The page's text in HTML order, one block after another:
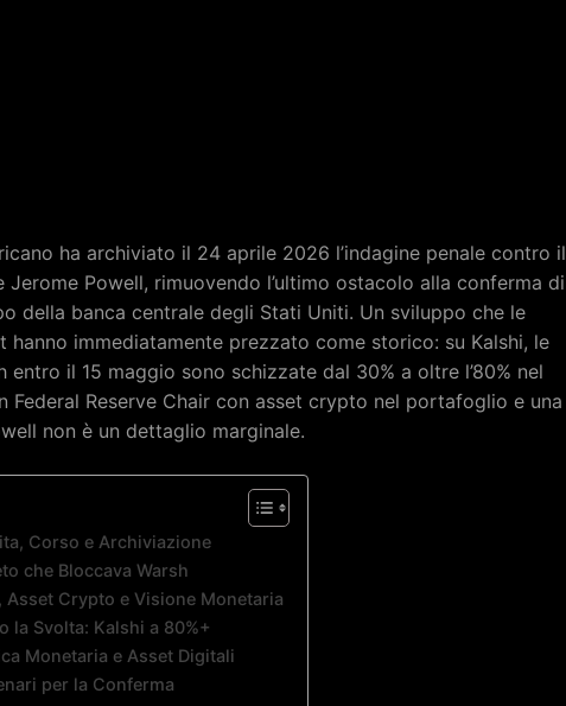
ha archiviato il 24 aprile 2026 l’indagine penale contro il
Jerome Powell, rimuovendo l’ultimo ostacolo alla conferma di
della banca centrale degli Stati Uniti. Un sviluppo che le
immediatamente prezzato come storico: su Kalshi, le
il 15 maggio sono schizzate dal 30% a oltre l’80% nel
Federal Reserve Chair con asset crypto nel portafoglio e una
non è un dettaglio marginale.
Corso e Archiviazione
che Bloccava Warsh
Crypto e Visione Monetaria
la Svolta: Kalshi a 80%+
Monetaria e Asset Digitali
per la Conferma